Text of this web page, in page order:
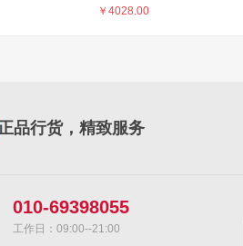
消毒加厚
锁 箱外927度箱内177度1小时
￥ 4028.00
品行货，精致服务
010-69398055
工作日：09:00--21:00